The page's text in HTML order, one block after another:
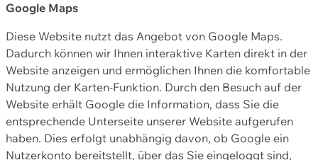
Google Maps
Diese Website nutzt das Angebot von Google Maps.
Dadurch können wir Ihnen interaktive Karten direkt in der
Website anzeigen und ermöglichen Ihnen die komfortable
Nutzung der Karten-Funktion. Durch den Besuch auf der
Website erhält Google die Information, dass Sie die
entsprechende Unterseite unserer Website aufgerufen
haben. Dies erfolgt unabhängig davon, ob Google ein
Nutzerkonto bereitstellt, über das Sie eingeloggt sind,